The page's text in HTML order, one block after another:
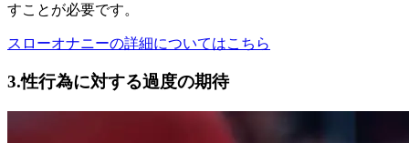
すことが必要です。
スローオナニーの詳細についてはこちら
3.性行為に対する過度の期待